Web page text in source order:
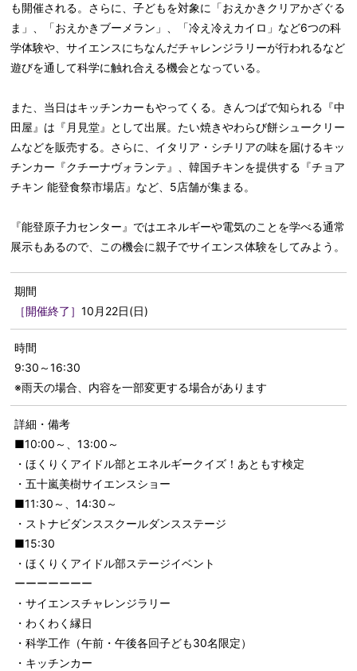
も開催される。さらに、子どもを対象に「おえかきクリアかざぐる
ま」、「おえかきブーメラン」、「冷え冷えカイロ」など6つの科
学体験や、サイエンスにちなんだチャレンジラリーが行われるなど
遊びを通して科学に触れ合える機会となっている。
また、当日はキッチンカーもやってくる。きんつばで知られる『中
田屋』は『月見堂』として出展。たい焼きやわらび餅シュークリー
ムなどを販売する。さらに、イタリア・シチリアの味を届けるキッ
チンカー『クチーナヴォランテ』、韓国チキンを提供する『チョア
チキン 能登食祭市場店』など、5店舗が集まる。
『能登原子力センター』ではエネルギーや電気のことを学べる通常
展示もあるので、この機会に親子でサイエンス体験をしてみよう。
期間
［開催終了］10月22日(日)
時間
9:30～16:30
※雨天の場合、内容を一部変更する場合があります
詳細・備考
■10:00～、13:00～
・ほくりくアイドル部とエネルギークイズ！あともす検定
・五十嵐美樹サイエンスショー
■11:30～、14:30～
・ストナビダンススクールダンスステージ
■15:30
・ほくりくアイドル部ステージイベント
ーーーーーーー
・サイエンスチャレンジラリー
・わくわく縁日
・科学工作（午前・午後各回子ども30名限定）
・キッチンカー